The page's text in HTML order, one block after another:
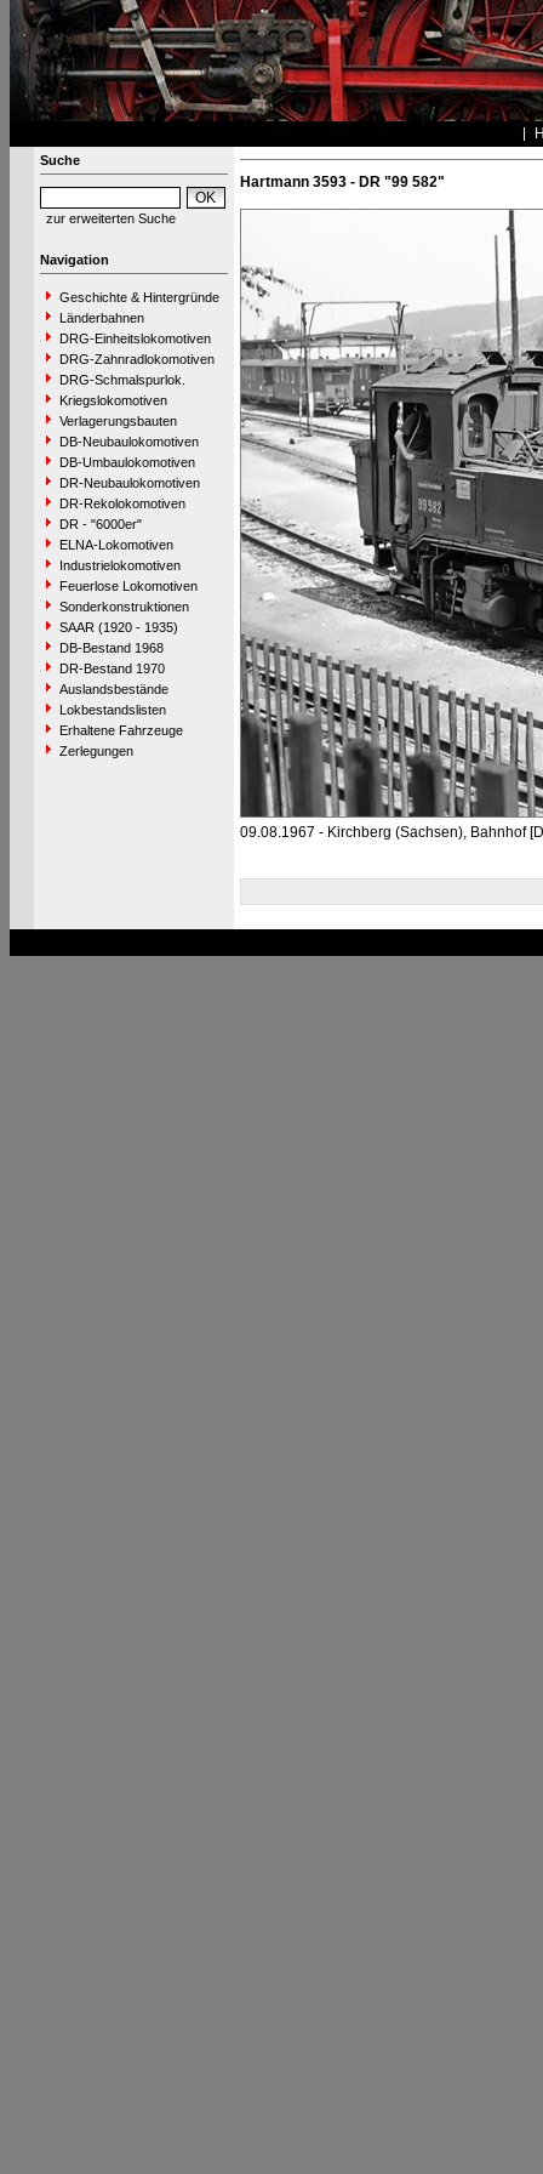
Suche
zur erweiterten Suche
Navigation
Geschichte & Hintergründe
Länderbahnen
DRG-Einheitslokomotiven
DRG-Zahnradlokomotiven
DRG-Schmalspurlok.
Kriegslokomotiven
Verlagerungsbauten
DB-Neubaulokomotiven
DB-Umbaulokomotiven
DR-Neubaulokomotiven
DR-Rekolokomotiven
DR - "6000er"
ELNA-Lokomotiven
Industrielokomotiven
Feuerlose Lokomotiven
Sonderkonstruktionen
SAAR (1920 - 1935)
DB-Bestand 1968
DR-Bestand 1970
Auslandsbestände
Lokbestandslisten
Erhaltene Fahrzeuge
Zerlegungen
Hartmann 3593 - DR "99 582"
09.08.1967 - Kirchberg (Sachsen), Bahnhof